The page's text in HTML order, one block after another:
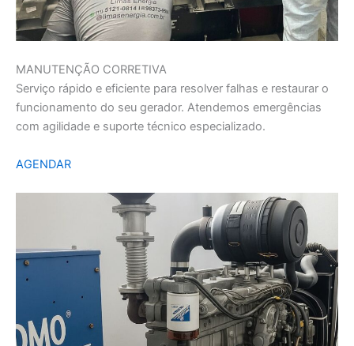
MANUTENÇÃO CORRETIVA
Serviço rápido e eficiente para resolver falhas e restaurar o
funcionamento do seu gerador. Atendemos emergências
com agilidade e suporte técnico especializado.
AGENDAR